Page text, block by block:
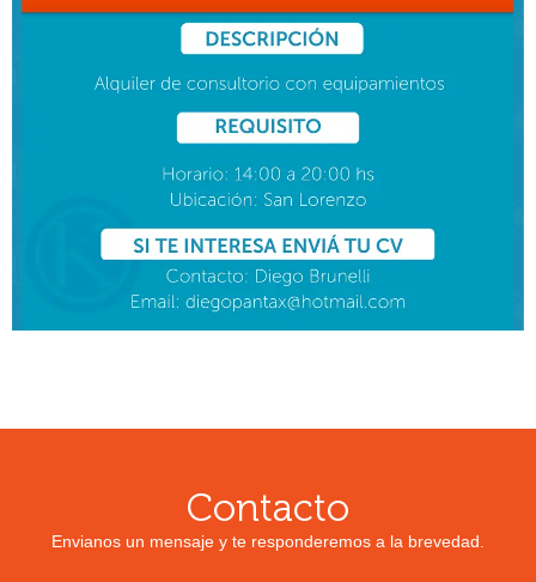
Contacto
Envianos un mensaje y te responderemos a la brevedad.